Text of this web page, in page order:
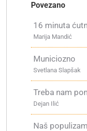
Povezano
16 minuta
Marija Mandić
Municiozno
Svetlana Slapšak
Treba nam
Dejan Ilić
Naš populizam